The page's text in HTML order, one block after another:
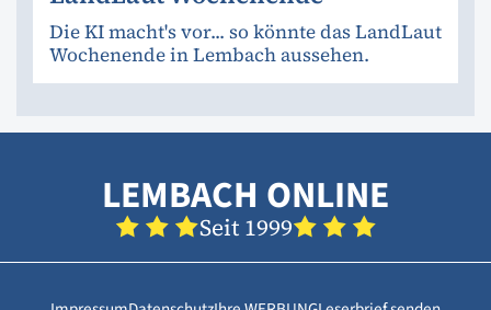
Die KI macht's vor... so könnte das LandLaut
Wochenende in Lembach aussehen.
LEMBACH ONLINE
Seit 1999